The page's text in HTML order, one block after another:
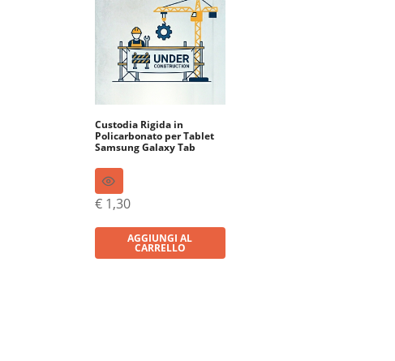
Custodia Rigida in
Policarbonato per Tablet
Samsung Galaxy Tab
€ 1,30
AGGIUNGI AL
CARRELLO